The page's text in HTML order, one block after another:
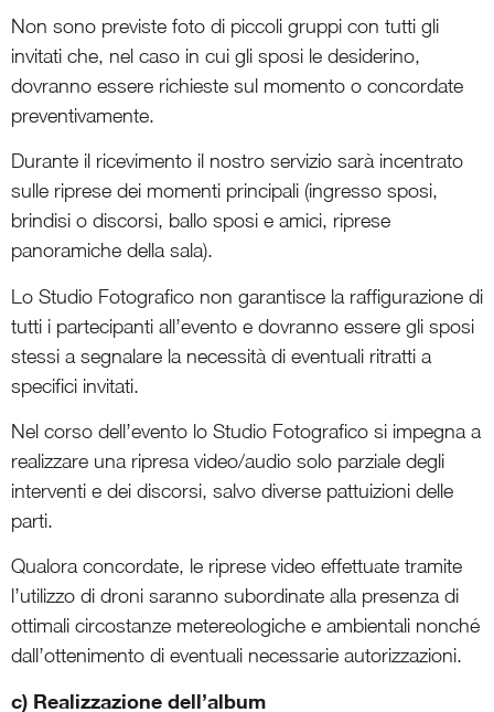
Non sono previste foto di piccoli gruppi con tutti gli
invitati che, nel caso in cui gli sposi le desiderino,
dovranno essere richieste sul momento o concordate
preventivamente.
Durante il ricevimento il nostro servizio sarà incentrato
sulle riprese dei momenti principali (ingresso sposi,
brindisi o discorsi, ballo sposi e amici, riprese
panoramiche della sala).
Lo Studio Fotografico non garantisce la raffigurazione di
tutti i partecipanti all’evento e dovranno essere gli sposi
stessi a segnalare la necessità di eventuali ritratti a
specifici invitati.
Nel corso dell’evento lo Studio Fotografico si impegna a
realizzare una ripresa video/audio solo parziale degli
interventi e dei discorsi, salvo diverse pattuizioni delle
parti.
Qualora concordate, le riprese video effettuate tramite
l’utilizzo di droni saranno subordinate alla presenza di
ottimali circostanze metereologiche e ambientali nonché
dall’ottenimento di eventuali necessarie autorizzazioni.
c) Realizzazione dell’album